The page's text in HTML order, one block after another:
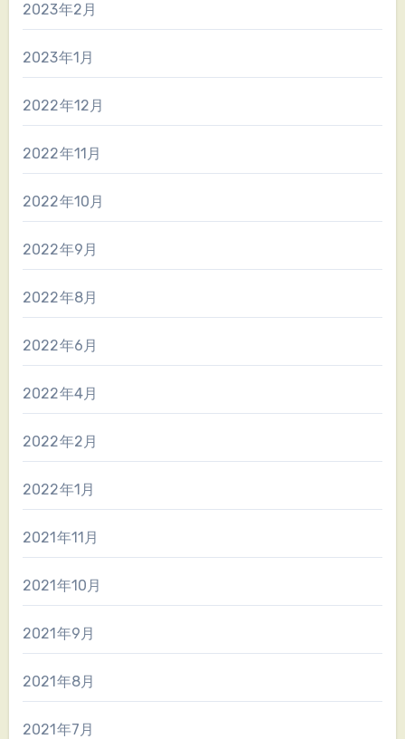
2023年2月
2023年1月
2022年12月
2022年11月
2022年10月
2022年9月
2022年8月
2022年6月
2022年4月
2022年2月
2022年1月
2021年11月
2021年10月
2021年9月
2021年8月
2021年7月